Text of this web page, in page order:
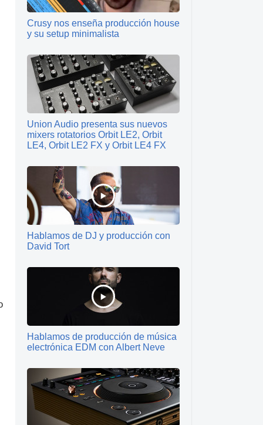
Crusy nos enseña producción house
y su setup minimalista
Union Audio presenta sus nuevos
mixers rotatorios Orbit LE2, Orbit
LE4, Orbit LE2 FX y Orbit LE4 FX
Hablamos de DJ y producción con
David Tort
Hablamos de producción de música
electrónica EDM con Albert Neve